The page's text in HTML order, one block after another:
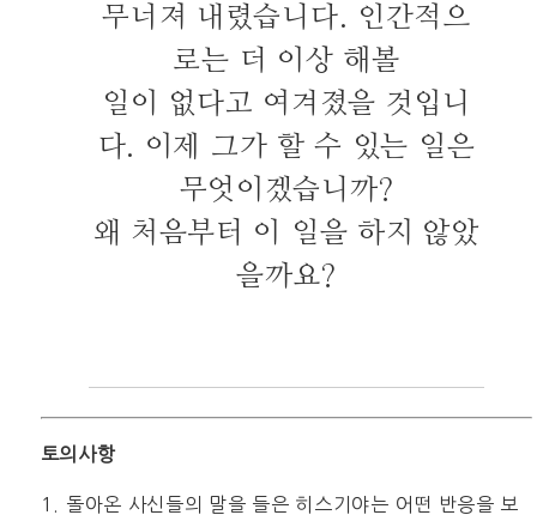
무너져 내렸습니다. 인간적으
로는 더 이상 해볼
일이 없다고 여겨졌을 것입니
다. 이제 그가 할 수 있는 일은
무엇이겠습니까?
왜 처음부터 이 일을 하지 않았
을까요?
토의사항
1. 돌아온 사신들의 말을 들은 히스기야는 어떤 반응을 보